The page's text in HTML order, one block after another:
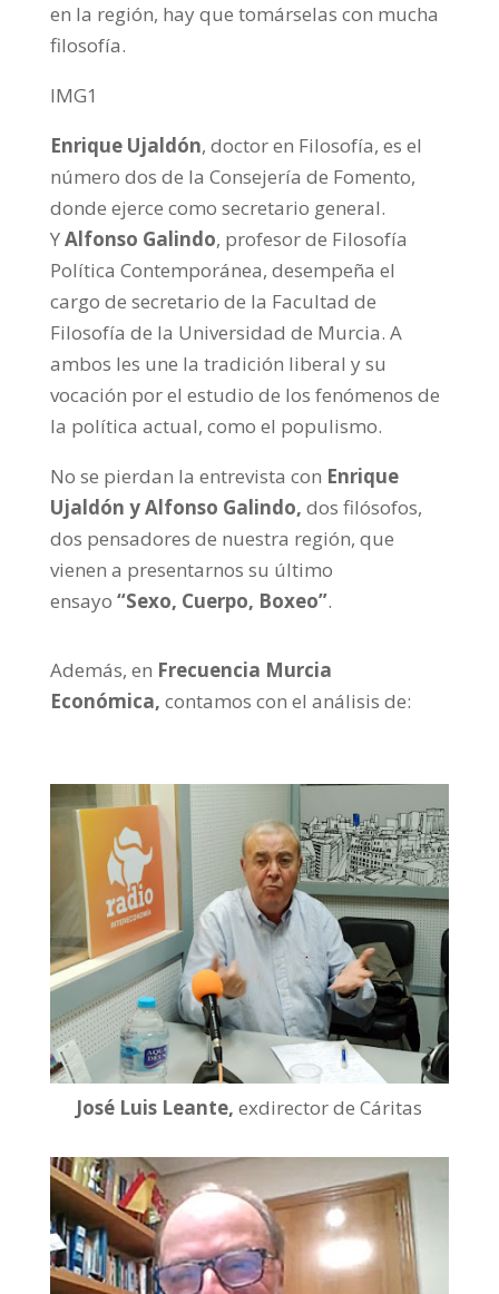
en la región, hay que tomárselas con mucha
filosofía.
IMG1
Enrique Ujaldón, doctor en Filosofía, es el
número dos de la Consejería de Fomento,
donde ejerce como secretario general.
YAlfonso Galindo, profesor de Filosofía
Política Contemporánea, desempeña el
cargo de secretario de la Facultad de
Filosofía de la Universidad de Murcia. A
ambos les une la tradición liberal y su
vocación por el estudio de los fenómenos de
la política actual, como el populismo.
No se pierdan la entrevista con Enrique
Ujaldón y Alfonso Galindo, dos filósofos,
dos pensadores de nuestra región, que
vienen a presentarnos su último
ensayo “Sexo, Cuerpo, Boxeo”.
Además, en Frecuencia Murcia
Económica, contamos con el análisis de:
José Luis Leante, exdirector de Cáritas